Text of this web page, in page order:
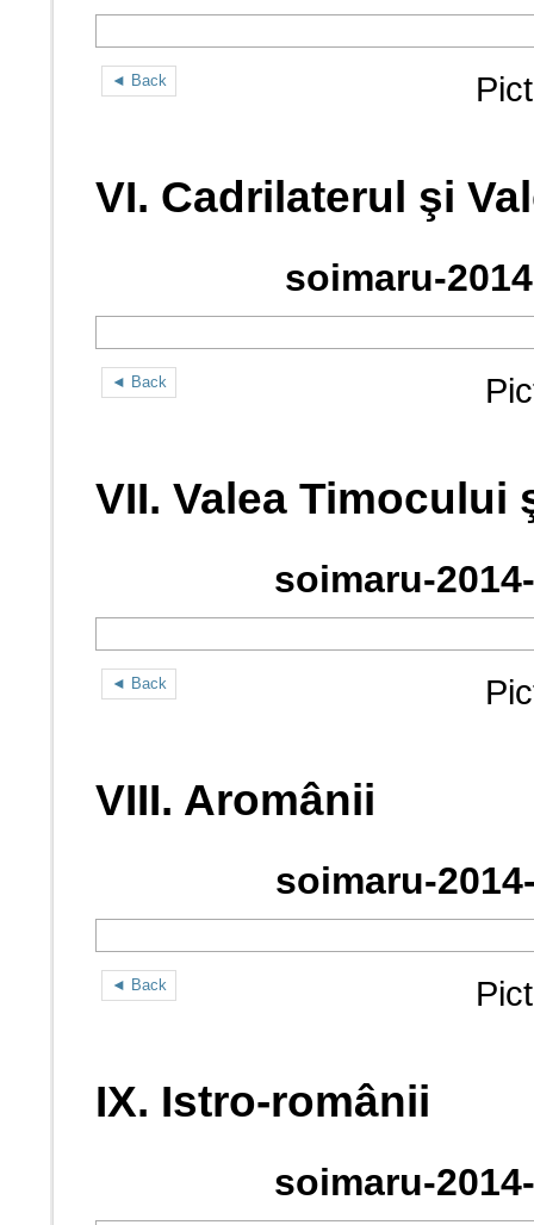
◄ Back
VI. Cadrilaterul şi
soimaru-
◄ Back
VII. Valea Timocului
soimaru-
◄ Back
VIII. Aromânii
soimaru-
◄ Back
IX. Istro-românii
soimaru-